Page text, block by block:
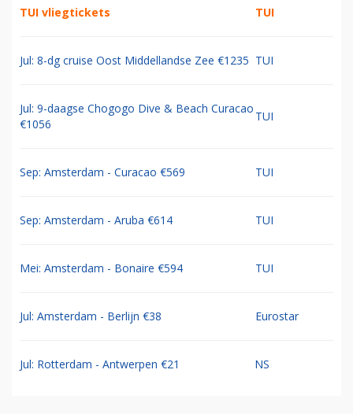
TUI vliegtickets TUI
Jul: 8-dg cruise Oost Middellandse Zee €1235 TUI
Jul: 9-daagse Chogogo Dive & Beach Curacao
€1056
TUI
Sep: Amsterdam - Curacao €569 TUI
Sep: Amsterdam - Aruba €614 TUI
Mei: Amsterdam - Bonaire €594 TUI
Jul: Amsterdam - Berlijn €38 Eurostar
Jul: Rotterdam - Antwerpen €21 NS